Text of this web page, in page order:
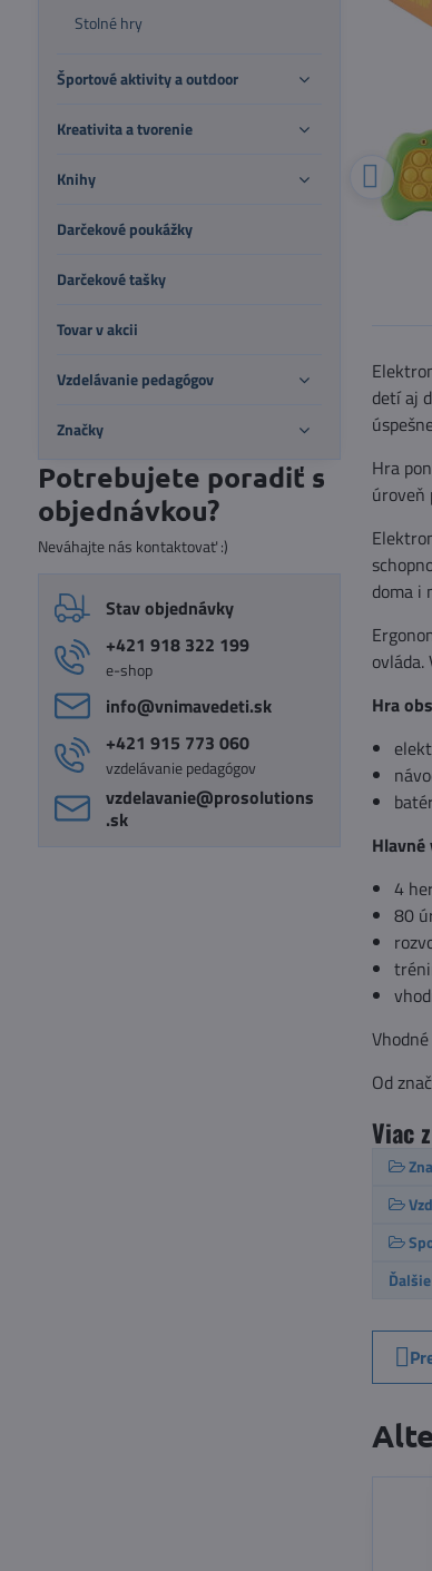
detí aj
Hra
úroveň
doma i
Hra
Hlavné
4
80
Od
Viac
Stolné hry
Športové aktivity a outdoor
Kreativita a tvorenie
Knihy
Darčekové poukážky
Darčekové tašky
Tovar v akcii
Vzdelávanie pedagógov
Značky
Potrebujete poradiť s
objednávkou?
Neváhajte nás kontaktovať :)
Stav objednávky
+421 918 322 199
e-shop
info​@vnimavedeti​.sk
+421 915 773 060
vzdelávanie pedagógov
vzdelavanie​@prosolutions​
.sk